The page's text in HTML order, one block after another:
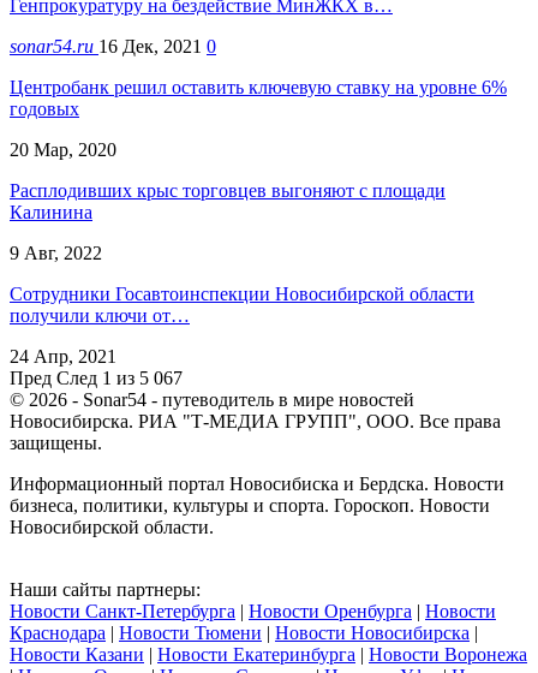
Генпрокуратуру на бездействие МинЖКХ в…
sonar54.ru 16 Дек, 2021 0
Центробанк решил оставить ключевую ставку на уровне 6%
годовых
20 Мар, 2020
Расплодивших крыс торговцев выгоняют с площади
Калинина
9 Авг, 2022
Сотрудники Госавтоинспекции Новосибирской области
получили ключи от…
24 Апр, 2021
Пред След 1 из 5 067
© 2026 - Sonar54 - путеводитель в мире новостей
Новосибирска. РИА "Т-МЕДИА ГРУПП", ООО. Все права
защищены.
Информационный портал Новосибиска и Бердска. Новости
бизнеса, политики, культуры и спорта. Гороскоп. Новости
Новосибирской области.
Наши сайты партнеры:
Новости Санкт-Петербурга | Новости Оренбурга | Новости
Краснодара | Новости Тюмени | Новости Новосибирска |
Новости Казани | Новости Екатеринбурга | Новости Воронежа